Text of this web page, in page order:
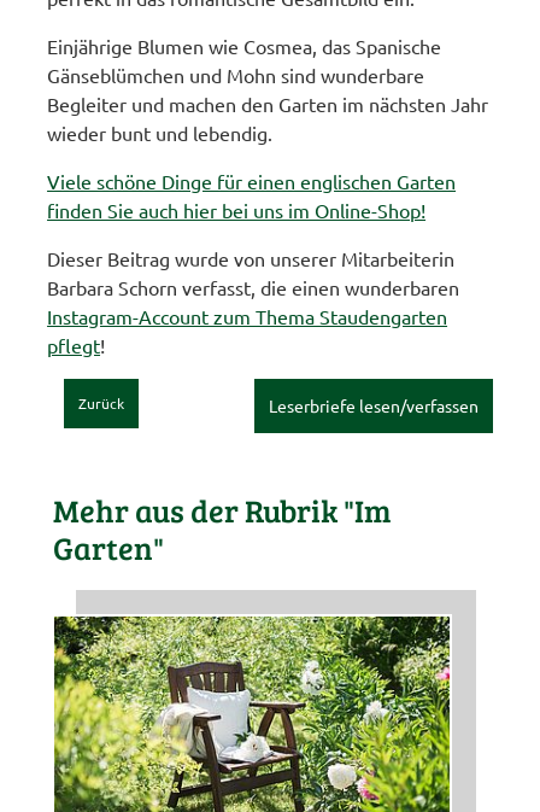
Einjährige Blumen wie Cosmea, das Spanische
Gänseblümchen und Mohn sind wunderbare
Begleiter und machen den Garten im nächsten Jahr
wieder bunt und lebendig.
Viele schöne Dinge für einen englischen Garten
finden Sie auch hier bei uns im Online-Shop!
Dieser Beitrag wurde von unserer Mitarbeiterin
Barbara Schorn verfasst, die einen wunderbaren
Instagram-Account zum Thema Staudengarten
pflegt!
Zurück Leserbriefe lesen/verfassen
Mehr aus der Rubrik "Im
Garten"